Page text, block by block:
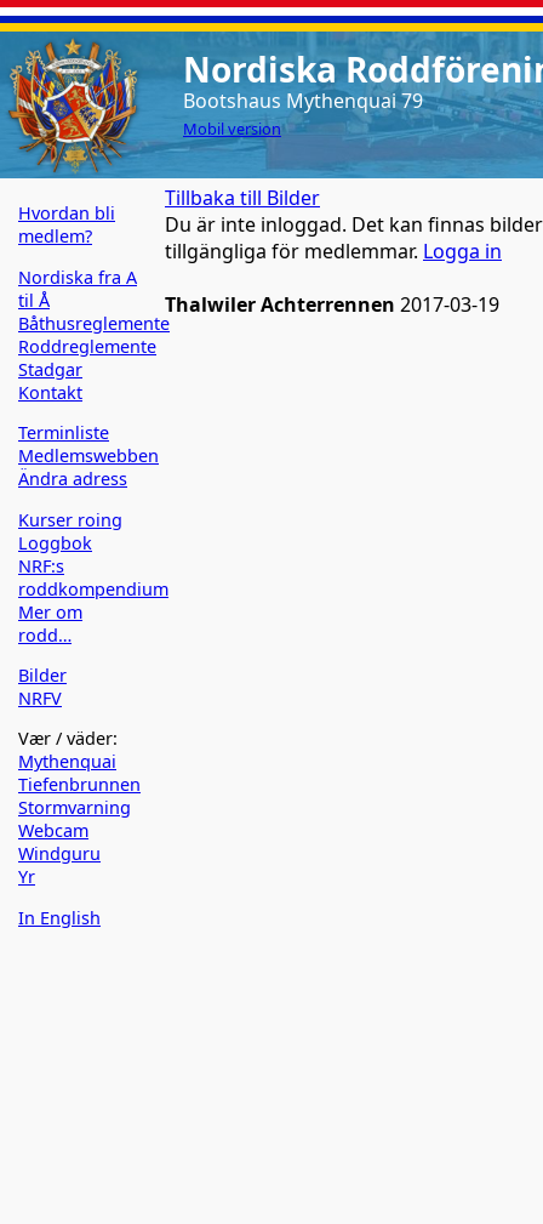
Nordiska
Bootshaus Mythenquai 79
Mobil version
Hvordan bli
medlem?
Nordiska fra A
til Å
Båthusreglemente
Roddreglemente
Stadgar
Kontakt
Terminliste
Medlemswebben
Ändra adress
Kurser roing
Loggbok
NRF:s
roddkompendium
Mer om
rodd…
Bilder
NRFV
Vær / väder:
Mythenquai
Tiefenbrunnen
Stormvarning
Webcam
Windguru
Yr
In English
Tillbaka till Bilder
Du är inte inloggad. Det kan finnas
tillgängliga för medlemmar. Logga in
Thalwiler Achterrennen 2017-03-19